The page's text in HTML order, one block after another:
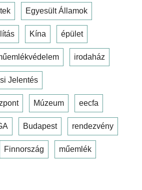
Egyesült Államok
Kína épület
irodaház
Jelentés
Múzeum eecfa
Budapest rendezvény
Finnország műemlék